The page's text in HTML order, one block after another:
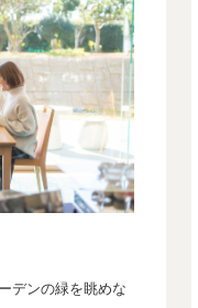
デンの緑を眺めな